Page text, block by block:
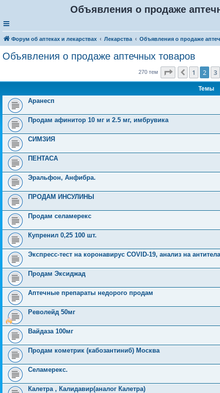
Объявления о продаже
Форум об аптеках и лекарствах Лекарства Объявления о продаже
Объявления о продаже аптечных товаров
270 тем Страница из
Пред.
1 2 3
Темы
Аранесп
Продам афинитор 10 мг и 2.5 мг, имбрувика
СИМЗИЯ
ПЕНТАСА
Эральфон, Aнфибра.
ПРОДАМ ИНСУЛИНЫ
Продам селамерекс
Купренил 0,25 100 шт.
Экспресс-тест на коронавирус COVID-19, анализ на
Продам Эксиджад
Аптечные препараты недорого продам
Револейд 50мг
Вайдаза 100мг
Продам кометрик (кабозантиниб) Москва
Селамерекс.
Калетра , Калидавир(аналог Калетра)